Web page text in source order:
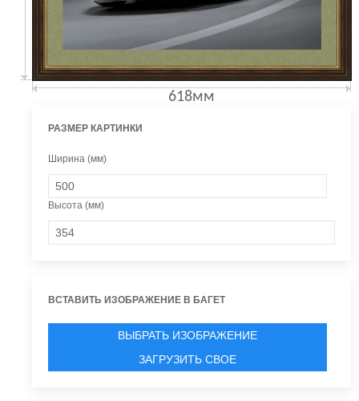
618мм
РАЗМЕР КАРТИНКИ
Ширина (мм)
Высота (мм)
ВСТАВИТЬ ИЗОБРАЖЕНИЕ В БАГЕТ
ВЫБРАТЬ ИЗОБРАЖЕНИЕ
ЗАГРУЗИТЬ СВОЕ